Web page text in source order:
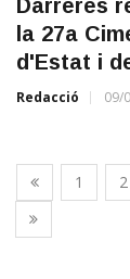
Darreres
la 27a
d'Estat i
Redacció 09/
1 2